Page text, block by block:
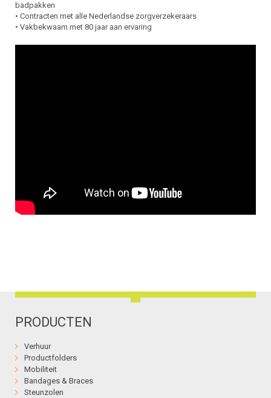
badpakken
• Contracten met alle Nederlandse zorgverzekeraars
• Vakbekwaam met 80 jaar aan ervaring
PRODUCTEN
Verhuur
Productfolders
Mobiliteit
Bandages & Braces
Steunzolen